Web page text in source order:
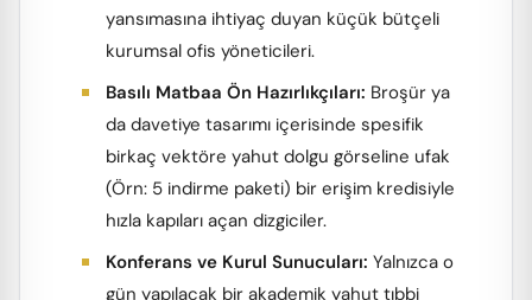
yansımasına ihtiyaç duyan küçük bütçeli
kurumsal ofis yöneticileri.
Basılı Matbaa Ön Hazırlıkçıları: Broşür ya
da davetiye tasarımı içerisinde spesifik
birkaç vektöre yahut dolgu görseline ufak
(Örn: 5 indirme paketi) bir erişim kredisiyle
hızla kapıları açan dizgiciler.
Konferans ve Kurul Sunucuları: Yalnızca o
gün yapılacak bir akademik yahut tıbbi